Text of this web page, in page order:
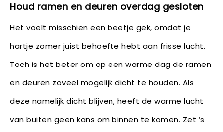
Houd ramen en deuren overdag gesloten
Het voelt misschien een beetje gek, omdat je
hartje zomer juist behoefte hebt aan frisse lucht.
Toch is het beter om op een warme dag de ramen
en deuren zoveel mogelijk dicht te houden. Als
deze namelijk dicht blijven, heeft de warme lucht
van buiten geen kans om binnen te komen. Zet ’s